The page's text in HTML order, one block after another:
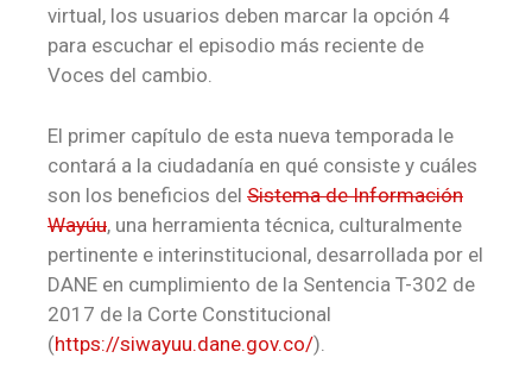
virtual, los usuarios deben marcar la opción 4
para escuchar el episodio más reciente de
Voces del cambio.
El primer capítulo de esta nueva temporada le
contará a la ciudadanía en qué consiste y cuáles
son los beneficios del Sistema de Información
Wayúu, una herramienta técnica, culturalmente
pertinente e interinstitucional, desarrollada por el
DANE en cumplimiento de la Sentencia T-302 de
2017 de la Corte Constitucional
(https://siwayuu.dane.gov.co/).